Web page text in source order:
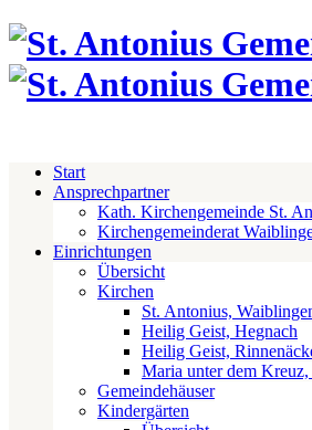
Start
Ansprechpartner
Kath. Kirchengemeinde St.
Kirchengemeinderat
Einrichtungen
Übersicht
Kirchen
St. Antonius,
Heilig Geist, Hegnach
Heilig Geist,
Maria unter dem
Gemeindehäuser
Kindergärten